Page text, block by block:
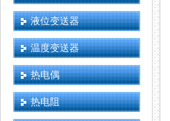
液位变送器
温度变送器
热电偶
热电阻